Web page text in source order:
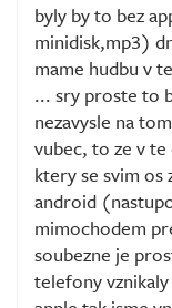
byly by to bez
minidisk,mp3)
mame hudbu v
... sry proste to
nezavysle na
vubec, to ze v
ktery se svim os
android
mimochodem
soubezne je
telefony